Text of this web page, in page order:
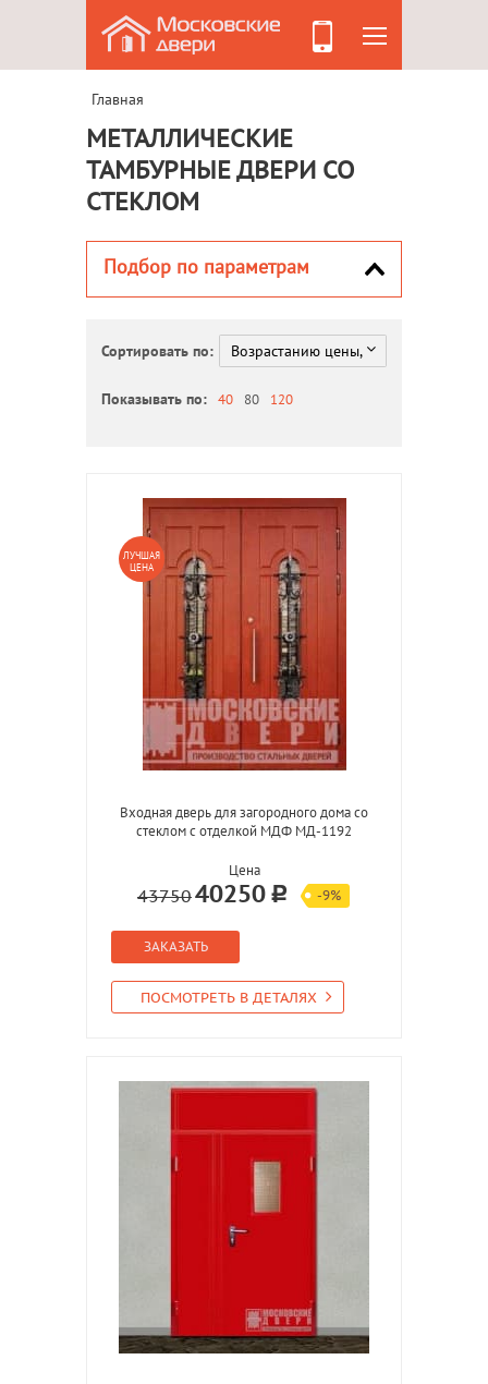
Главная
МЕТАЛЛИЧЕСКИЕ
ТАМБУРНЫЕ ДВЕРИ СО
СТЕКЛОМ
Подбор по параметрам
Сортировать по:
Показывать по: 40 80 120
ЛУЧШАЯ
ЦЕНА
Входная дверь для загородного дома со
стеклом с отделкой МДФ МД-1192
Цена
4375040250 -9%
ЗАКАЗАТЬ
ПОСМОТРЕТЬ В ДЕТАЛЯХ